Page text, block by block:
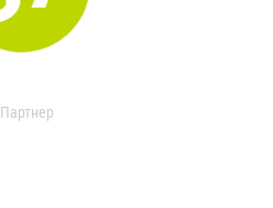
Партнер